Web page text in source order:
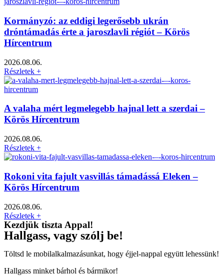
Kormányzó: az eddigi legerősebb ukrán
dróntámadás érte a jaroszlavli régiót – Körös
Hírcentrum
2026.08.06.
Részletek +
A valaha mért legmelegebb hajnal lett a szerdai –
Körös Hírcentrum
2026.08.06.
Részletek +
Rokoni vita fajult vasvillás támadássá Eleken –
Körös Hírcentrum
2026.08.06.
Részletek +
Kezdjük tiszta Appal!
Hallgass, vagy szólj be!
Töltsd le mobilalkalmazásunkat, hogy éjjel-nappal együtt lehessünk!
Hallgass minket bárhol és bármikor!